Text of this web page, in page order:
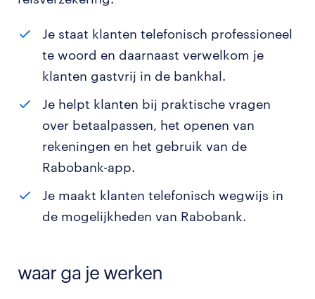
Je staat klanten telefonisch professioneel
te woord en daarnaast verwelkom je
klanten gastvrij in de bankhal.
Je helpt klanten bij praktische vragen
over betaalpassen, het openen van
rekeningen en het gebruik van de
Rabobank-app.
Je maakt klanten telefonisch wegwijs in
de mogelijkheden van Rabobank.
waar ga je werken